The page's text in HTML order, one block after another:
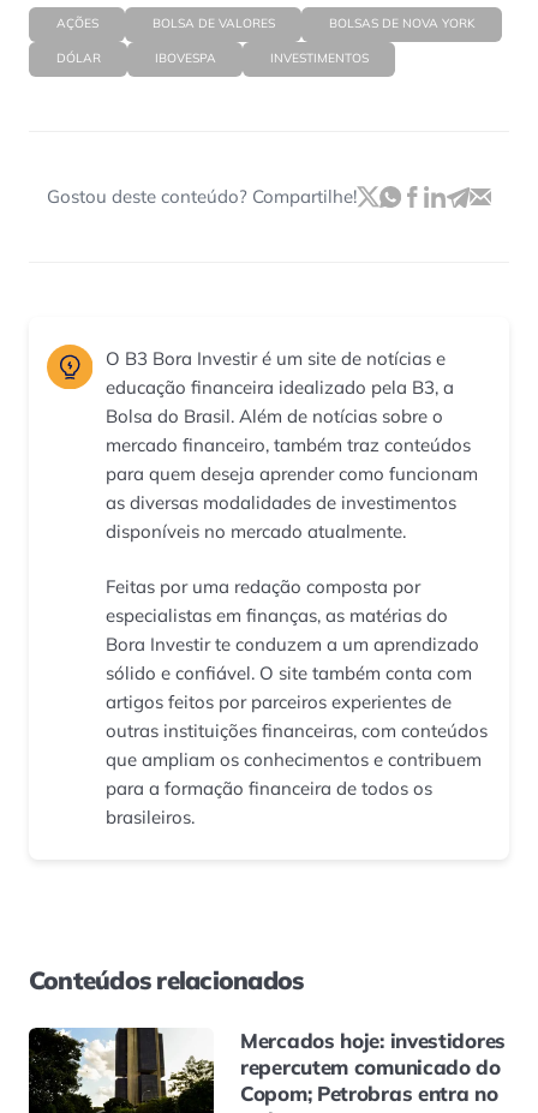
AÇÕES BOLSA DE VALORES BOLSAS DE NOVA YORK
DÓLAR IBOVESPA INVESTIMENTOS
Gostou deste conteúdo? Compartilhe!
O B3 Bora Investir é um site de notícias e
educação financeira idealizado pela B3, a
Bolsa do Brasil. Além de notícias sobre o
mercado financeiro, também traz conteúdos
para quem deseja aprender como funcionam
as diversas modalidades de investimentos
disponíveis no mercado atualmente.
Feitas por uma redação composta por
especialistas em finanças, as matérias do
Bora Investir te conduzem a um aprendizado
sólido e confiável. O site também conta com
artigos feitos por parceiros experientes de
outras instituições financeiras, com conteúdos
que ampliam os conhecimentos e contribuem
para a formação financeira de todos os
brasileiros.
Conteúdos relacionados
Mercados hoje: investidores
repercutem comunicado do
Copom; Petrobras entra no